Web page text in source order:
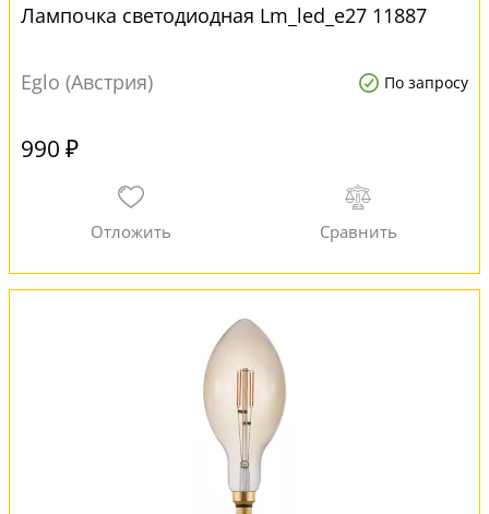
Лампочка светодиодная Lm_led_e27 11887
Eglo (Австрия) По запросу
990 ₽